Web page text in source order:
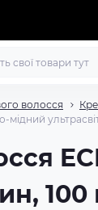
волосся
мідний
100